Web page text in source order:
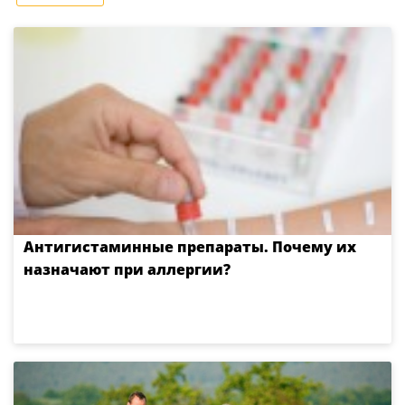
Антигистаминные препараты. Почему их
назначают при аллергии?